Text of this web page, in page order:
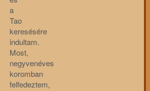
a
Tao
keresésére
indultam.
Most,
negyvenéves
koromban
felfedeztem,